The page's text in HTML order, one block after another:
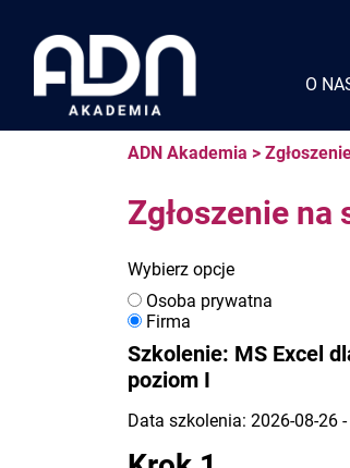
O
content
ADN Akademia >
Zgłoszenie na
Wybierz opcje
Osoba prywatna
Firma
Szkolenie: MS Excel
poziom I
Data szkolenia: 2026-08-26